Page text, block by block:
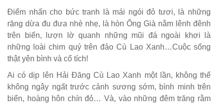
Điểm nhấn cho bức tranh là mái ngói đỏ tươi, là những
rặng dừa đu đưa nhè nhẹ, là hòn Ông Già nằm lênh đênh
trên biển, lượn lờ quanh những mũi đá ngoài khơi là
những loài chim quý trên đảo Cù Lao Xanh…Cuộc sống
thật yên bình và cổ tích!
Ai có dịp lên Hải Đăng Cù Lao Xanh một lần, không thể
không ngây ngất trước cảnh sương sớm, bình minh trên
biển, hoàng hôn chín đỏ… Và, vào những đêm trăng rằm